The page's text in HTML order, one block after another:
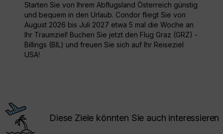
Starten Sie von Ihrem Abflugsland Österreich günstig
und bequem in den Urlaub. Condor fliegt Sie von
August 2026 bis Juli 2027 etwa 5 mal die Woche an
Ihr Traumziel! Buchen Sie jetzt den Flug Graz (GRZ) -
Billings (BIL) und freuen Sie sich auf Ihr Reiseziel
USA!
Diese Ziele könnten Sie auch interessieren